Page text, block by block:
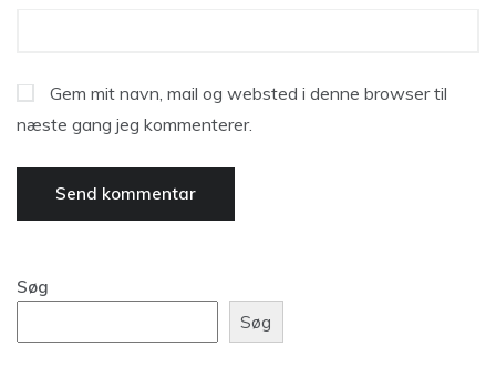
Gem mit navn, mail og websted i denne browser til
næste gang jeg kommenterer.
Søg
Søg